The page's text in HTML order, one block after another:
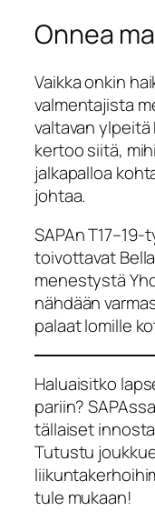
Onnea
Vaikka onkin
valmentajista
valtavan
kertoo siitä,
jalkapalloa
johtaa.
SAPAn
toivottavat
menestystä
nähdään
palaat lomille
Haluaisitko
pariin?
tällaiset
Tutustu
tule mukaan!